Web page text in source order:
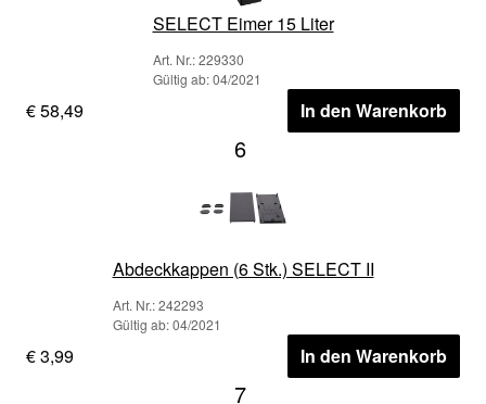
SELECT Eimer 15 Liter
Art. Nr.: 229330
Gültig ab: 04/2021
€ 58,49 In den Warenkorb
6
Abdeckkappen (6 Stk.) SELECT II
Art. Nr.: 242293
Gültig ab: 04/2021
€ 3,99 In den Warenkorb
7